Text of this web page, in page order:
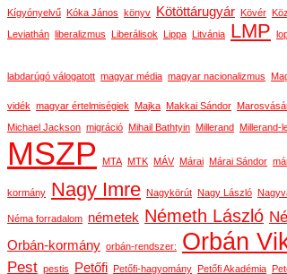
Kígyónyelvű Kóka János könyv Kötöttárugyár Kövér
Leviathán liberalizmus Liberálisok Lippa Litvánia LMP
labdarúgó válogatott magyar média magyar nacionalizmus
vidék magyar értelmiségiek Majka Makkai Sándor
Michael Jackson migráció Mihail Bathtyin Millerand Millerand-
MSZP MTA MTK MÁV Márai Márai Sándor
kormány Nagy Imre Nagykörút Nagy László
Néma forradalom németek Németh László
Orbán-kormány orbán-rendszer: Orbán
Pest pestis Petőfi Petőfi-hagyomány Petőfi Akadémia